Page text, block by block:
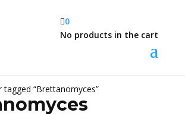
0
No products in the cart
tagged “Brettanomyces”